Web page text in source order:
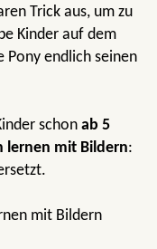
Trick aus, um zu
Kinder auf dem
Pony endlich seinen
schon ab 5
lernen mit Bildern:
mit Bildern